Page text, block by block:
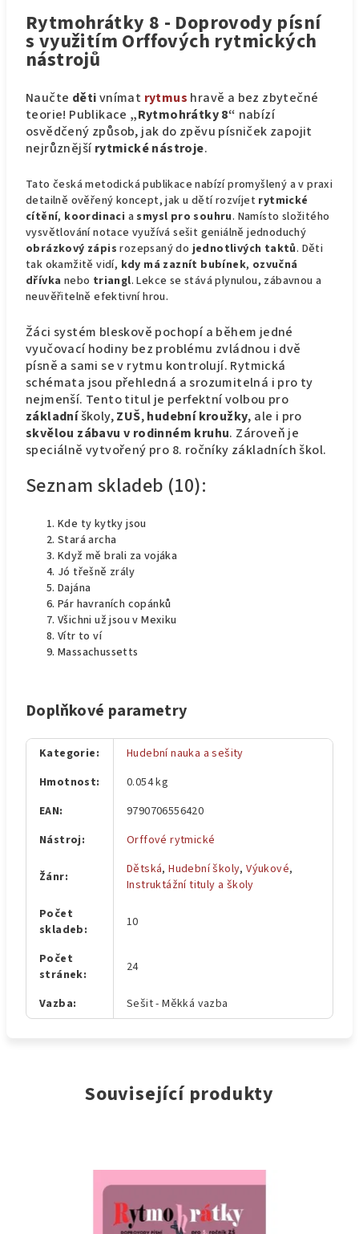
Rytmohrátky 8 - Doprovody písní
s využitím Orffových rytmických
nástrojů
Naučte dětivnímat rytmus hravě a bez zbytečné
teorie! Publikace „Rytmohrátky 8“ nabízí
osvědčený způsob, jak do zpěvu písniček zapojit
nejrůznějšírytmické nástroje.
Tato česká metodická publikace nabízí promyšlený a v praxi
detailně ověřený koncept, jak u dětí rozvíjet rytmické
cítění, koordinaci asmysl pro souhru. Namísto složitého
vysvětlování notace využívá sešit geniálně jednoduchý
obrázkový zápis rozepsaný dojednotlivých taktů. Děti
tak okamžitě vidí, kdy má zaznít bubínek, ozvučná
dřívka nebo triangl. Lekce se stává plynulou, zábavnou a
neuvěřitelně efektivní hrou.
Žáci systém bleskově pochopí a během jedné
vyučovací hodiny bez problému zvládnou i dvě
písně a sami se v rytmu kontrolují. Rytmická
schémata jsou přehledná a srozumitelná i pro ty
nejmenší. Tento titul je perfektní volbou pro
základníškoly,ZUŠ,hudební kroužky, ale i pro
skvělou zábavu v rodinném kruhu. Zároveň je
speciálně vytvořený pro 8. ročníky základních škol.
Seznam skladeb (10):
Kde ty kytky jsou
Stará archa
Když mě brali za vojáka
Jó třešně zrály
Dajána
Pár havraních copánků
Všichni už jsou v Mexiku
Vítr to ví
Massachussetts
Doplňkové parametry
Kategorie:
Hudební nauka a sešity
Hmotnost:
0.054 kg
EAN:
9790706556420
Nástroj: Orffové rytmické
Žánr: Dětská,Hudební školy,Výukové,
Instruktážní tituly a školy
Počet
skladeb: 10
Počet
stránek: 24
Vazba: Sešit - Měkká vazba
Související produkty